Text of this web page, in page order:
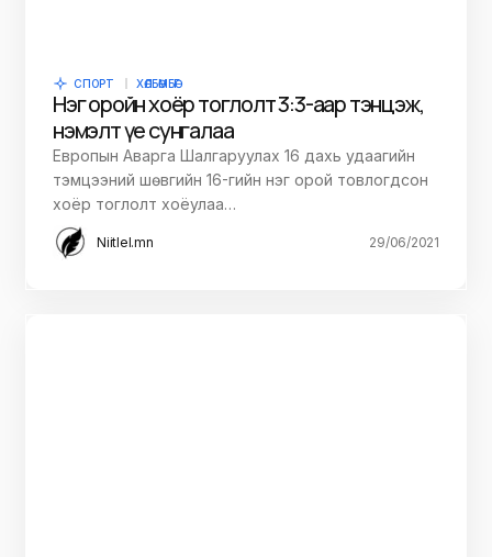
СПОРТ ХӨЛБӨМБӨГ
Нэг оройн хоёр тоглолт 3:3-аар тэнцэж,
нэмэлт үе сунгалаа
Европын Аварга Шалгаруулах 16 дахь удаагийн
тэмцээний шөвгийн 16-гийн нэг орой товлогдсон
хоёр тоглолт хоёулаа…
Niitlel.mn 29/06/2021